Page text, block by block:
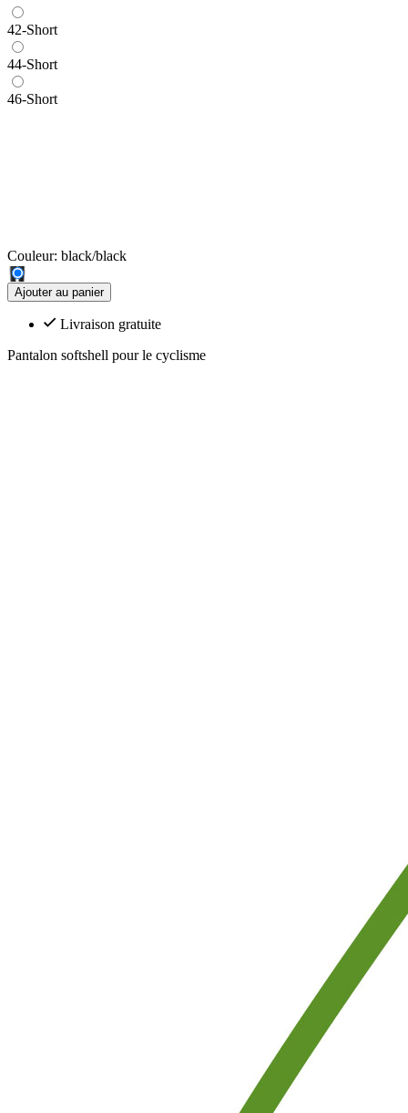
42-Short
44-Short
46-Short
Couleur: black/black
Ajouter au panier
Livraison gratuite
Pantalon softshell pour le cyclisme